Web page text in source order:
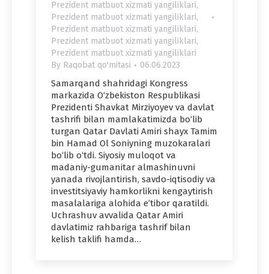
Prezident matbuot xizmati yangiliklari,
Prezident matbuot xizmati yangiliklari,
Prezident matbuot xizmati yangiliklari,
Prezident matbuot xizmati yangiliklari,
Prezident matbuot xizmati yangiliklari
By Raqobat qo'mitasi 06.06.2023
Samarqand shahridagi Kongress
markazida O‘zbekiston Respublikasi
Prezidenti Shavkat Mirziyoyev va davlat
tashrifi bilan mamlakatimizda bo‘lib
turgan Qatar Davlati Amiri shayx Tamim
bin Hamad Ol Soniyning muzokaralari
bo‘lib o‘tdi. Siyosiy muloqot va
madaniy-gumanitar almashinuvni
yanada rivojlantirish, savdo-iqtisodiy va
investitsiyaviy hamkorlikni kengaytirish
masalalariga alohida e’tibor qaratildi.
Uchrashuv avvalida Qatar Amiri
davlatimiz rahbariga tashrif bilan
kelish taklifi hamda…